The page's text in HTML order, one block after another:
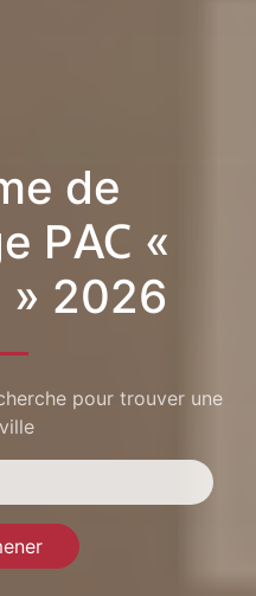
de
PAC «
» 2026
pour trouver une